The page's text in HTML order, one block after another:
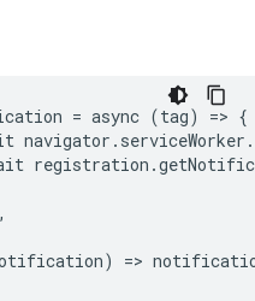
= async (tag) => {
navigator . serviceWorker .
registration .
,
) =>